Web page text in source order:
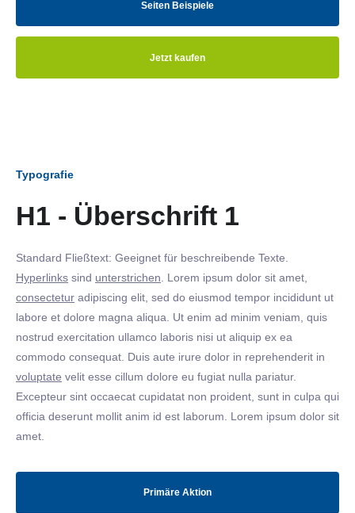
Seiten Beispiele
Jetzt kaufen
Typografie
H1 - Überschrift 1
Standard Fließtext: Geeignet für beschreibende Texte.
Hyperlinks sind unterstrichen . Lorem ipsum dolor sit amet,
consectetur adipiscing elit, sed do eiusmod tempor incididunt ut
labore et dolore magna aliqua. Ut enim ad minim veniam, quis
nostrud exercitation ullamco laboris nisi ut aliquip ex ea
commodo consequat. Duis aute irure dolor in reprehenderit in
voluptate velit esse cillum dolore eu fugiat nulla pariatur.
Excepteur sint occaecat cupidatat non proident, sunt in culpa qui
officia deserunt mollit anim id est laborum. Lorem ipsum dolor sit
amet.
Primäre Aktion